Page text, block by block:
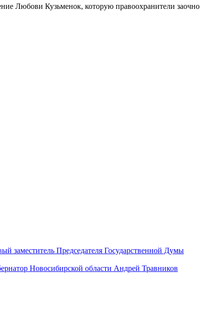
Любови Кузьменок, которую правоохранители заочно
заместитель Председателя Государственной Думы
Новосибирской области Андрей Травников